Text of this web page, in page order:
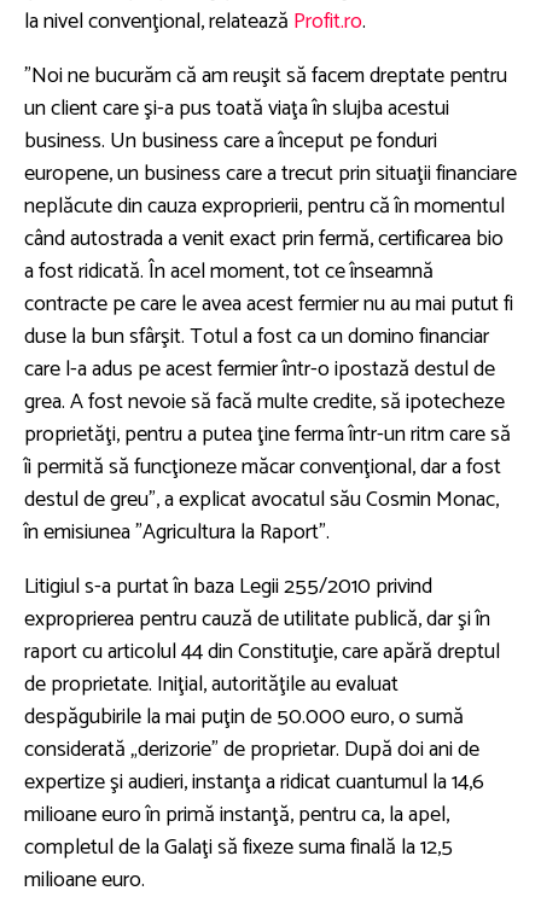
la nivel convenţional, relatează Profit.ro.
”Noi ne bucurăm că am reuşit să facem dreptate pentru
un client care şi-a pus toată viaţa în slujba acestui
business. Un business care a început pe fonduri
europene, un business care a trecut prin situaţii financiare
neplăcute din cauza exproprierii, pentru că în momentul
când autostrada a venit exact prin fermă, certificarea bio
a fost ridicată. În acel moment, tot ce înseamnă
contracte pe care le avea acest fermier nu au mai putut fi
duse la bun sfârşit. Totul a fost ca un domino financiar
care l-a adus pe acest fermier într-o ipostază destul de
grea. A fost nevoie să facă multe credite, să ipotecheze
proprietăţi, pentru a putea ţine ferma într-un ritm care să
îi permită să funcţioneze măcar convenţional, dar a fost
destul de greu”, a explicat avocatul său Cosmin Monac,
în emisiunea ”Agricultura la Raport”.
Litigiul s-a purtat în baza Legii 255/2010 privind
exproprierea pentru cauză de utilitate publică, dar şi în
raport cu articolul 44 din Constituţie, care apără dreptul
de proprietate. Iniţial, autorităţile au evaluat
despăgubirile la mai puţin de 50.000 euro, o sumă
considerată „derizorie” de proprietar. După doi ani de
expertize şi audieri, instanţa a ridicat cuantumul la 14,6
milioane euro în primă instanţă, pentru ca, la apel,
completul de la Galaţi să fixeze suma finală la 12,5
milioane euro.